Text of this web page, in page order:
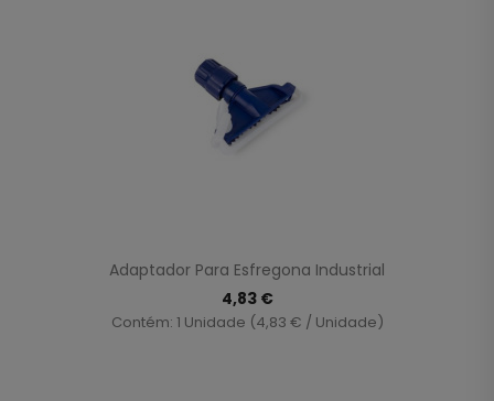
Adaptador Para Esfregona Industrial
4,83 €
Contém: 1 Unidade (4,83 € / Unidade)